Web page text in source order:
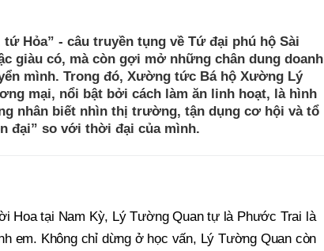
Hỏa” - câu truyền tụng về Tứ đại phú hộ Sài
giàu có, mà còn gợi mở những chân dung doanh
mình. Trong đó, Xường tức Bá hộ Xường Lý
mại, nổi bật bởi cách làm ăn linh hoạt, là hình
nhân biết nhìn thị trường, tận dụng cơ hội và tổ
đại” so với thời đại của mình.
Hoa tại Nam Kỳ, Lý Tường Quan tự là Phước Trai là
em. Không chỉ dừng ở học vấn, Lý Tường Quan còn